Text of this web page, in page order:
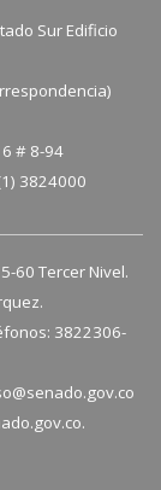
Sur Edificio
# 8-94
3824000
60 Tercer Nivel.
3822306-